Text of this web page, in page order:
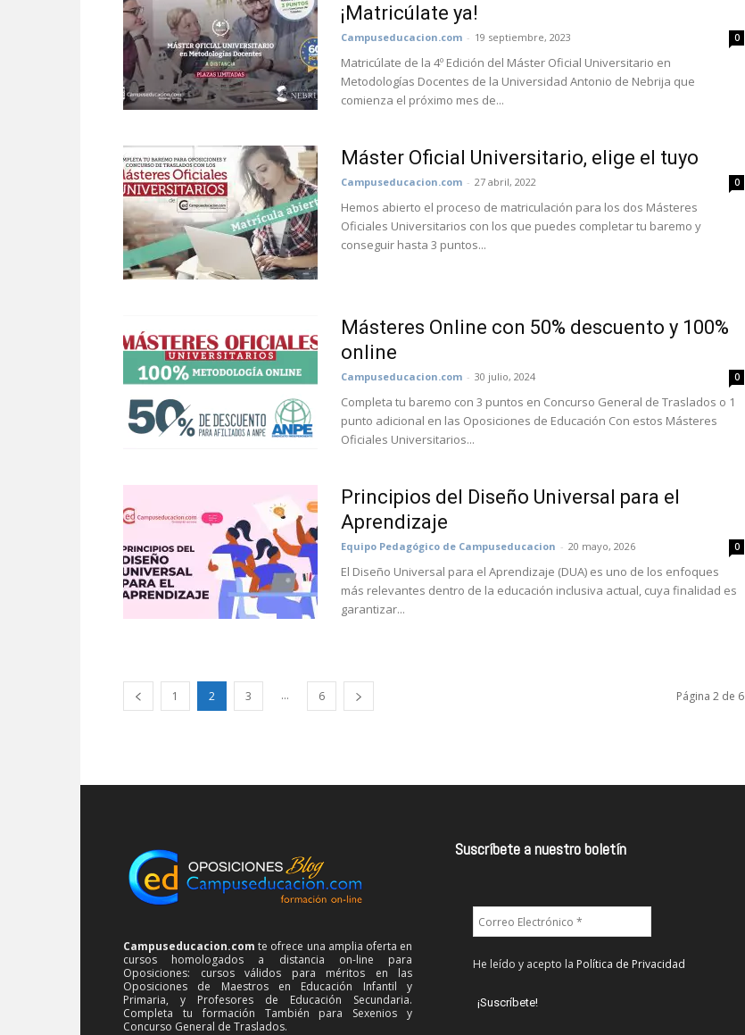
¡Matricúlate ya!
Campuseducacion.com - 19 septiembre, 2023 0
Matricúlate de la 4º Edición del Máster Oficial Universitario en
Metodologías Docentes de la Universidad Antonio de Nebrija que
comienza el próximo mes de...
Máster Oficial Universitario, elige el tuyo
Campuseducacion.com - 27 abril, 2022 0
Hemos abierto el proceso de matriculación para los dos Másteres
Oficiales Universitarios con los que puedes completar tu baremo y
conseguir hasta 3 puntos...
Másteres Online con 50% descuento y 100%
online
Campuseducacion.com - 30 julio, 2024 0
Completa tu baremo con 3 puntos en Concurso General de Traslados o 1
punto adicional en las Oposiciones de Educación Con estos Másteres
Oficiales Universitarios...
Principios del Diseño Universal para el
Aprendizaje
Equipo Pedagógico de Campuseducacion - 20 mayo, 2026 0
El Diseño Universal para el Aprendizaje (DUA) es uno de los enfoques
más relevantes dentro de la educación inclusiva actual, cuya finalidad es
garantizar...
1 2 3 ... 6 Página 2 de 6
Campuseducacion.com te ofrece una amplia oferta en
cursos homologados a distancia on-line para
Oposiciones: cursos válidos para méritos en las
Oposiciones de Maestros en Educación Infantil y
Primaria, y Profesores de Educación Secundaria.
Completa tu formación También para Sexenios y
Concurso General de Traslados.
Suscríbete a nuestro boletín
He leído y acepto la Política de Privacidad